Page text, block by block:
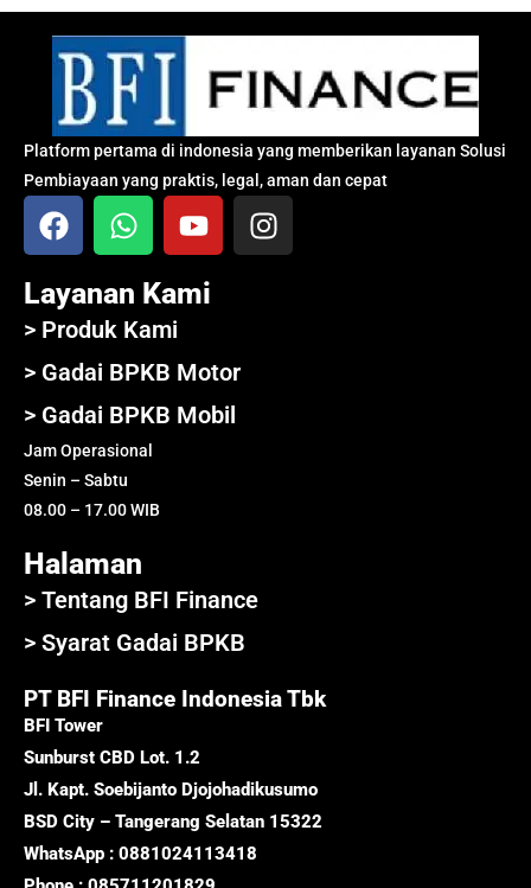
Platform pertama di indonesia yang memberikan layanan Solusi
Pembiayaan yang praktis, legal, aman dan cepat
Layanan Kami
> Produk Kami
> Gadai BPKB Motor
> Gadai BPKB Mobil
Jam Operasional
Senin – Sabtu
08.00 – 17.00 WIB
Halaman
> Tentang BFI Finance
> Syarat Gadai BPKB
PT BFI Finance Indonesia Tbk
BFI Tower
Sunburst CBD Lot. 1.2
Jl. Kapt. Soebijanto Djojohadikusumo
BSD City – Tangerang Selatan 15322
WhatsApp : 0881024113418